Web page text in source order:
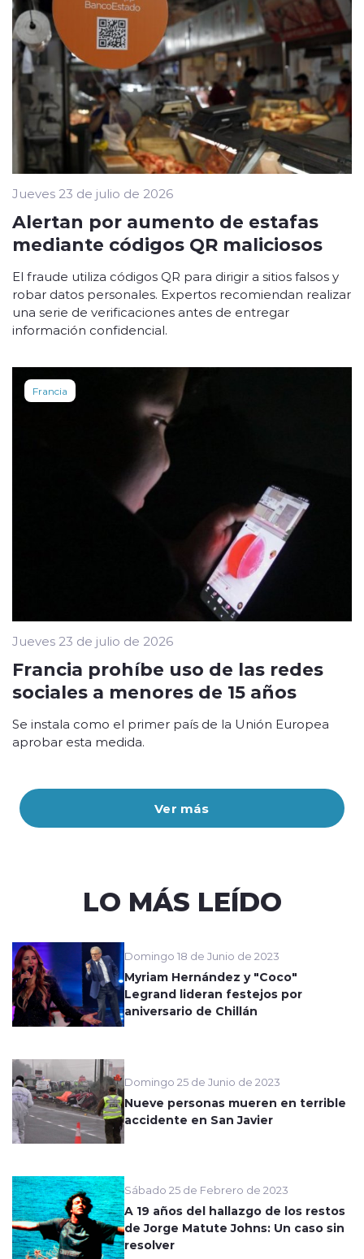
Ver más
Jueves 23 de julio de 2026
Alertan por aumento de estafas
mediante códigos QR maliciosos
El fraude utiliza códigos QR para dirigir a sitios falsos y
robar datos personales. Expertos recomiendan realizar
una serie de verificaciones antes de entregar
información confidencial.
Francia
Jueves 23 de julio de 2026
Francia prohíbe uso de las redes
sociales a menores de 15 años
Se instala como el primer país de la Unión Europea
aprobar esta medida.
LO MÁS LEÍDO
Domingo 18 de Junio de 2023
Myriam Hernández y "Coco"
Legrand lideran festejos por
aniversario de Chillán
Domingo 25 de Junio de 2023
Nueve personas mueren en terrible
accidente en San Javier
Sábado 25 de Febrero de 2023
A 19 años del hallazgo de los restos
de Jorge Matute Johns: Un caso sin
resolver